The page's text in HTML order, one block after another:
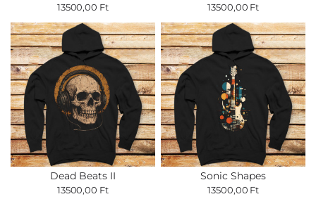
13500,00 Ft 13500,00 Ft
Dead Beats II
13500,00 Ft
Sonic Shapes
13500,00 Ft